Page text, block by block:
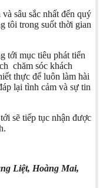
sâu sắc nhất đến quý
tôi trong suốt thời gian
tới mục tiêu phát tiển
chăm sóc khách
thực để luôn làm hài
lại tình cảm và sự tin
sẽ tiếp tục nhận được
Liệt, Hoàng Mai,